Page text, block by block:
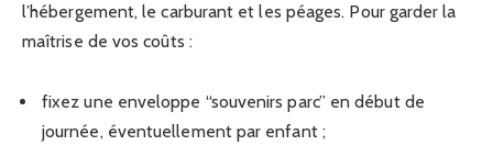
l’hébergement, le carburant et les péages. Pour garder la
maîtrise de vos coûts :
fixez une enveloppe “souvenirs parc” en début de
journée, éventuellement par enfant ;